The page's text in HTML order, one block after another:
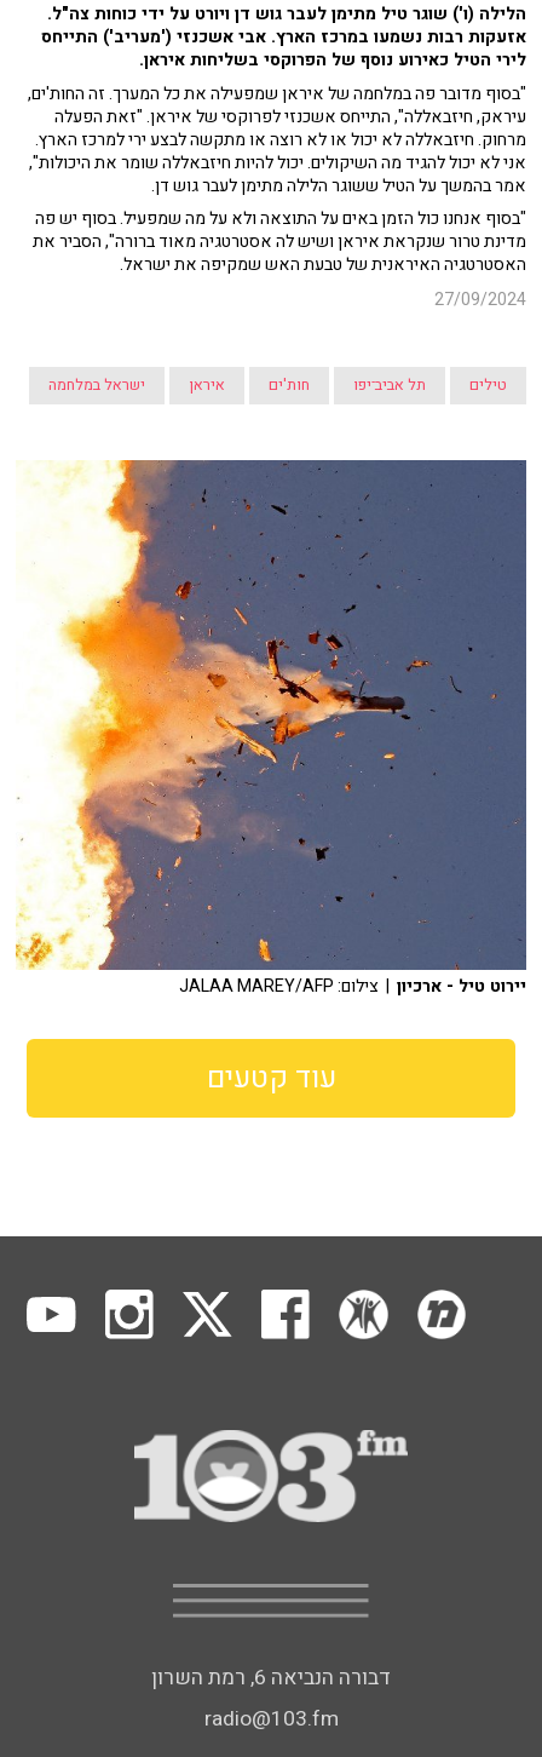
הלילה (ו') שוגר טיל מתימן לעבר גוש דן ויורט על ידי כוחות צה"ל.
אזעקות רבות נשמעו במרכז הארץ. אבי אשכנזי ('מעריב') התייחס
לירי הטיל כאירוע נוסף של הפרוקסי בשליחות איראן.
"בסוף מדובר פה במלחמה של איראן שמפעילה את כל המערך. זה החות'ים,
עיראק, חיזבאללה", התייחס אשכנזי לפרוקסי של איראן. "זאת הפעלה
מרחוק. חיזבאללה לא יכול או לא רוצה או מתקשה לבצע ירי למרכז הארץ.
אני לא יכול להגיד מה השיקולים. יכול להיות חיזבאללה שומר את היכולות",
אמר בהמשך על הטיל ששוגר הלילה מתימן לעבר גוש דן.
"בסוף אנחנו כול הזמן באים על התוצאה ולא על מה שמפעיל. בסוף יש פה
מדינת טרור שנקראת איראן ושיש לה אסטרטגיה מאוד ברורה", הסביר את
האסטרטגיה האיראנית של טבעת האש שמקיפה את ישראל.
27/09/2024
טילים תל אביב־יפו חות'ים איראן ישראל במלחמה
יירוט טיל - ארכיון | צילום: JALAA MAREY/AFP
עוד קטעים
דבורה הנביאה 6, רמת השרון
radio@103.fm